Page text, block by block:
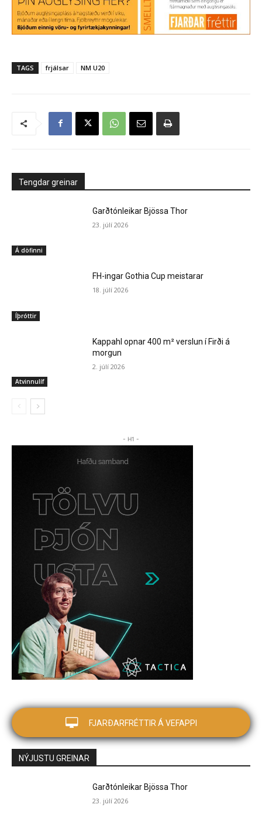
TAGS frjálsar NM U20
Tengdar greinar
Á döfinni
Garðtónleikar Bjössa Thor
23. júlí 2026
Íþróttir
FH-ingar Gothia Cup meistarar
18. júlí 2026
Atvinnulíf
Kappahl opnar 400 m² verslun í Firði á
morgun
2. júlí 2026
- H1 -
FJARÐARFRÉTTIR Á VEFAPPI
NÝJUSTU GREINAR
Garðtónleikar Bjössa Thor
23. júlí 2026